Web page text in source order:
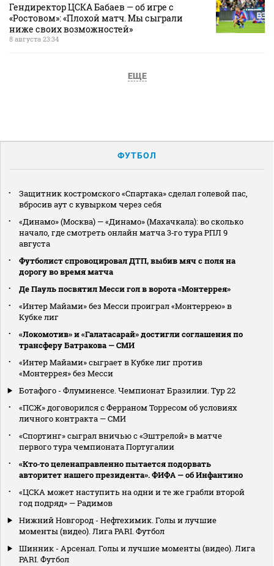
Гендиректор ЦСКА Бабаев — об игре с
«Ростовом»: «Плохой матч. Мы сыграли
ниже своих возможностей»
8 августа 23:34
ЕЩЕ
ФУТБОЛ
Защитник костромского «Спартака» сделал голевой пас,
вбросив аут с кувырком через себя
«Динамо» (Москва) — «Динамо» (Махачкала): во сколько
начало, где смотреть онлайн матча 3‑го тура РПЛ 9
августа
Футболист спровоцировал ДТП, выбив мяч с поля на
дорогу во время матча
Де Пауль посвятил Месси гол в ворота «Монтеррея»
«Интер Майами» без Месси проиграл «Монтеррею» в
Кубке лиг
«Локомотив» и «Галатасарай» достигли соглашения по
трансферу Батракова — СМИ
«Интер Майами» сыграет в Кубке лиг против
«Монтеррея» без Месси
Ботафого - Флуминенсе. Чемпионат Бразилии. Тур 22
«ПСЖ» договорился с Ферраном Торресом об условиях
личного контракта — СМИ
«Спортинг» сыграл вничью с «Эштрелой» в матче
первого тура чемпионата Португалии
«Кто‑то целенаправленно пытается подорвать
авторитет нашего президента». ФИФА — об Инфантино
«ЦСКА может наступить на одни и те же грабли второй
год подряд» — Радимов
Нижний Новгород - Нефтехимик. Голы и лучшие
моменты (видео). Лига PARI. Футбол
Шинник - Арсенал. Голы и лучшие моменты (видео). Лига
PARI. Футбол